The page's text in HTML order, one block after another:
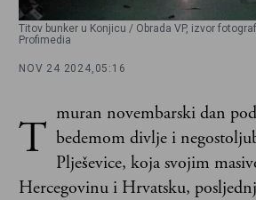
Titov bunker u Konjicu / Obrada VP, izvor
Profimedia
NOV 24 2024, 05:16
T muran novembarski dan
bedemom divlje i
Plješevice, koja svojim
Hercegovinu i Hrvatsku,